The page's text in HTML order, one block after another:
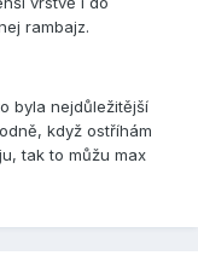
rambajz.
byla nejdůležitější
když ostříhám
tak to můžu max